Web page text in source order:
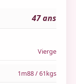
47 ans
Vierge
1m88 / 61kgs